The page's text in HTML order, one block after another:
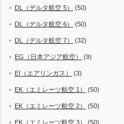
DL（デルタ航空 5） (50)
DL（デルタ航空 6） (50)
DL（デルタ航空 7） (32)
EG（日本アジア航空） (9)
EI（エアリンガス） (3)
EK（エミレーツ航空 1） (50)
EK（エミレーツ航空 2） (50)
EK（エミレーツ航空 3） (50)